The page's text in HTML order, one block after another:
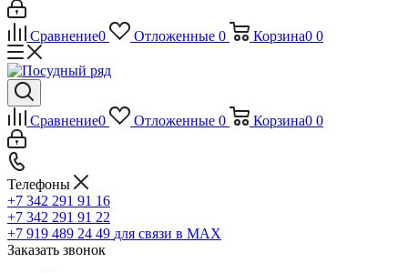
Сравнение0 Отложенные 0 Корзина0 0
Сравнение0 Отложенные 0 Корзина0 0
Телефоны
+7 342 291 91 16
+7 342 291 91 22
+7 919 489 24 49 для связи в МАХ
Заказать звонок